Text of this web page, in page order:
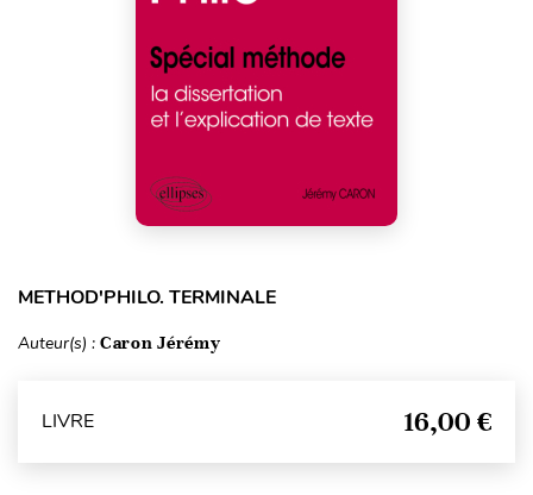
METHOD'PHILO. TERMINALE
Auteur(s) : Caron Jérémy
LIVRE 16,00 €